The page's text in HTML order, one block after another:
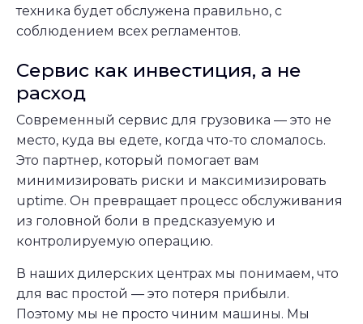
техника будет обслужена правильно, с
соблюдением всех регламентов.
Сервис как инвестиция, а не
расход
Современный сервис для грузовика — это не
место, куда вы едете, когда что-то сломалось.
Это партнер, который помогает вам
минимизировать риски и максимизировать
uptime. Он превращает процесс обслуживания
из головной боли в предсказуемую и
контролируемую операцию.
В наших дилерских центрах мы понимаем, что
для вас простой — это потеря прибыли.
Поэтому мы не просто чиним машины. Мы